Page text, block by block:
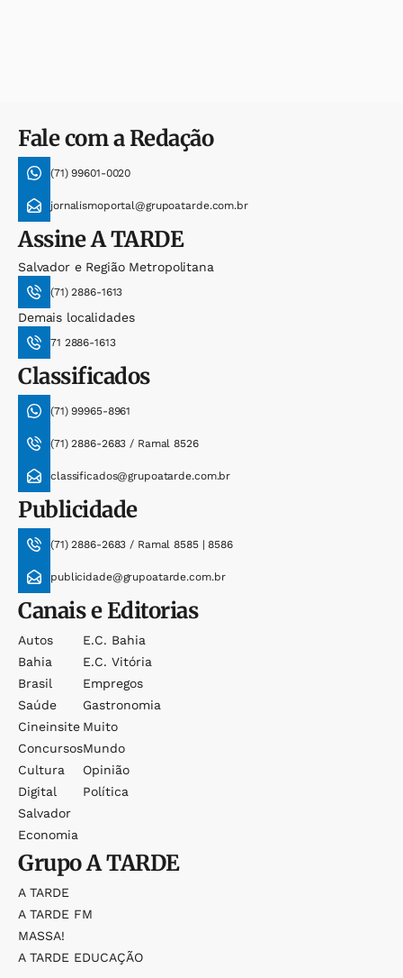
Fale com a Redação
(71) 99601-0020
jornalismoportal@grupoatarde.com.br
AssineA TARDE
Salvador e Região Metropolitana
(71) 2886-1613
Demais localidades
71 2886-1613
Classificados
(71) 99965-8961
(71) 2886-2683 / Ramal 8526
classificados@grupoatarde.com.br
Publicidade
(71) 2886-2683 / Ramal 8585 | 8586
publicidade@grupoatarde.com.br
Canais e Editorias
Autos
Bahia
Brasil
Saúde
Cineinsite
Concursos
Cultura
Digital
Salvador
Economia
E.c. Bahia
E.c. Vitória
Empregos
Gastronomia
Muito
Mundo
Opinião
Política
GrupoA TARDE
A TARDE
A TARDE FM
MASSA!
A TARDE EDUCAÇÃO